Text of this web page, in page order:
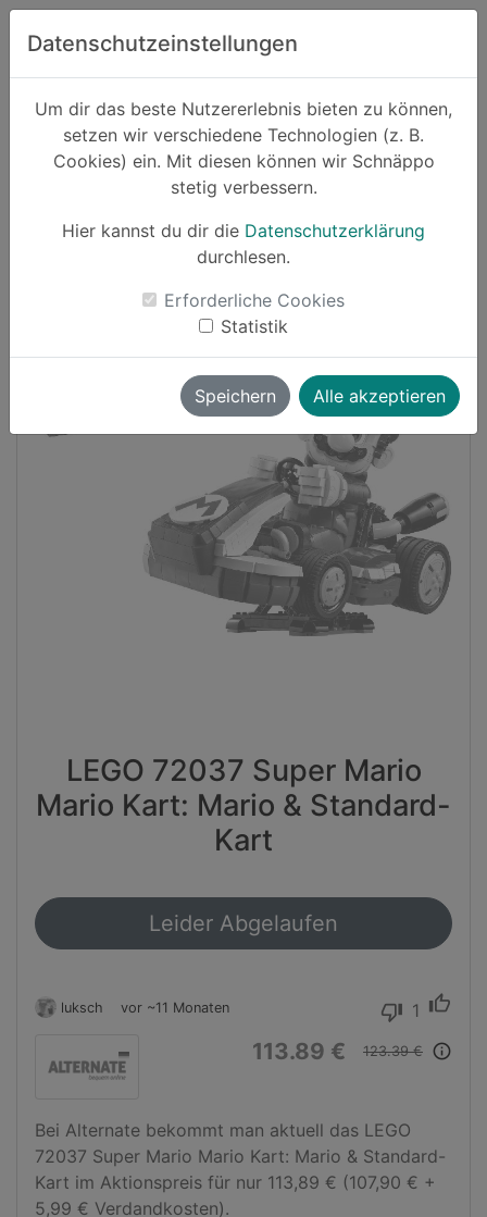
Zum Hauptinhalt springen
Datenschutzeinstellungen
Um dir das beste Nutzererlebnis bieten zu können,
setzen wir verschiedene Technologien (z. B.
Cookies) ein. Mit diesen können wir Schnäppo
stetig verbessern.
Hier kannst du dir die Datenschutzerklärung
durchlesen.
Erforderliche Cookies
Statistik
Speichern Alle akzeptieren
Suchen
Schnäppchen Spielzeug
-8%
LEGO 72037 Super Mario
Mario Kart: Mario & Standard-
Kart
Leider Abgelaufen
luksch vor ~11 Monaten thumb_down 1 thumb_up
113.89 € 123.39 € info_outline
Bei Alternate bekommt man aktuell das LEGO
72037 Super Mario Mario Kart: Mario & Standard-
Kart im Aktionspreis für nur 113,89 € (107,90 € +
5,99 € Verdandkosten).